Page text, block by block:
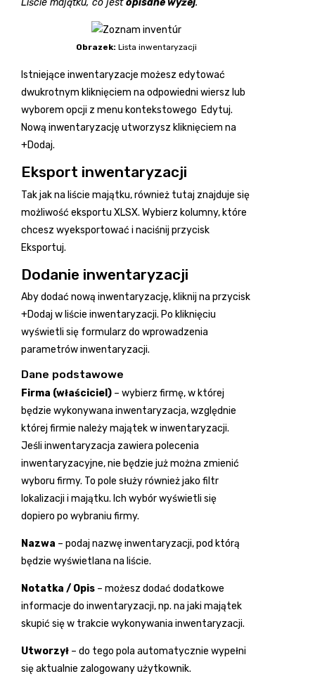
Liście majątku, co jestopisane wyżej.
Obrazek: Lista inwentaryzacji
Istniejące inwentaryzacje możesz edytować
dwukrotnym kliknięciem na odpowiedni wiersz lub
wyborem opcji z menu kontekstowego Edytuj.
Nową inwentaryzację utworzysz kliknięciem na
+Dodaj.
Eksport inwentaryzacji
Tak jak na liście majątku, również tutaj znajduje się
możliwość eksportu XLSX. Wybierz kolumny, które
chcesz wyeksportować i naciśnij przycisk
Eksportuj.
Dodanie inwentaryzacji
Aby dodać nową inwentaryzację, kliknij na przycisk
+Dodaj w liście inwentaryzacji. Po kliknięciu
wyświetli się formularz do wprowadzenia
parametrów inwentaryzacji.
Dane podstawowe
Firma (właściciel) – wybierz firmę, w której
będzie wykonywana inwentaryzacja, względnie
której firmie należy majątek w inwentaryzacji.
Jeśli inwentaryzacja zawiera polecenia
inwentaryzacyjne, nie będzie już można zmienić
wyboru firmy. To pole służy również jako filtr
lokalizacji i majątku. Ich wybór wyświetli się
dopiero po wybraniu firmy.
Nazwa – podaj nazwę inwentaryzacji, pod którą
będzie wyświetlana na liście.
Notatka / Opis – możesz dodać dodatkowe
informacje do inwentaryzacji, np. na jaki majątek
skupić się w trakcie wykonywania inwentaryzacji.
Utworzył – do tego pola automatycznie wypełni
się aktualnie zalogowany użytkownik.